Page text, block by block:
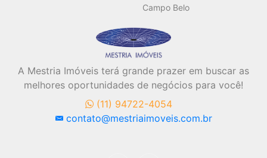
Campo Belo
A Mestria Imóveis terá grande prazer em buscar as
melhores oportunidades de negócios para você!
(11) 94722-4054
contato@mestriaimoveis.com.br